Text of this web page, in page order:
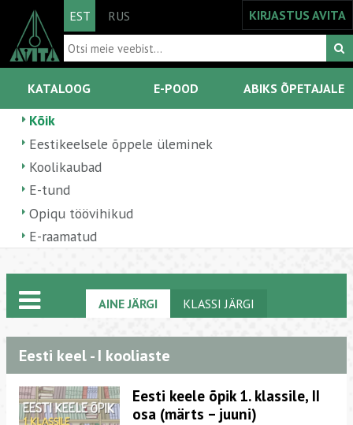
EST RUS KIRJASTUS AVITA
KATALOOG E-POOD ABIKS ÕPETAJALE
Kõik
Eestikeelsele õppele üleminek
Koolikaubad
E-tund
Opiqu töövihikud
E-raamatud
AINE JÄRGI KLASSI JÄRGI
Eesti keel - I kooliaste
Eesti keele õpik 1. klassile, II
osa (märts – juuni)